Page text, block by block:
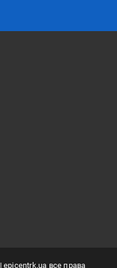
| epicentrk.ua все права